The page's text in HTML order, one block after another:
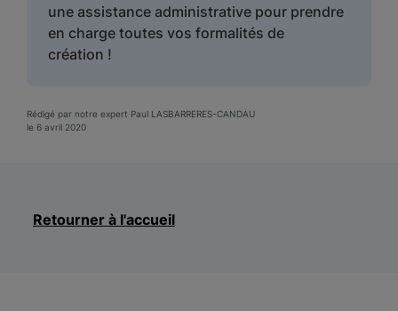
une assistance administrative pour prendre
en charge toutes vos formalités de
création !
Rédigé par notre expert Paul LASBARRERES-CANDAU
le 6 avril 2020
Retourner à l'accueil